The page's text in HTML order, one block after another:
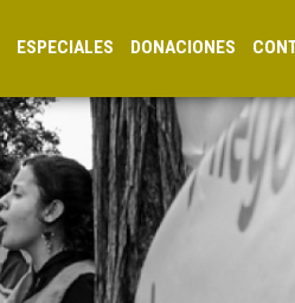
ESPECIALES DONACIONES